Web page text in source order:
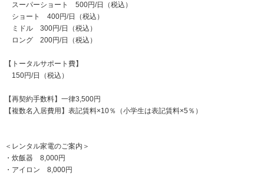
スーパーショート 500円/日（税込）
ショート 400円/日（税込）
ミドル 300円/日（税込）
ロング 200円/日（税込）
【トータルサポート費】
150円/日（税込）
【再契約手数料】一律3,500円
【複数名入居費用】表記賃料×10％（小学生は表記賃料×5％）
＜レンタル家電のご案内＞
・炊飯器 8,000円
・アイロン 8,000円